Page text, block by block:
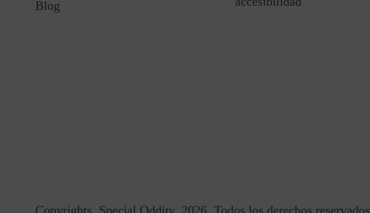
Blog
Copyrights. Special Oddity, 2026. Todos los derechos reservados.